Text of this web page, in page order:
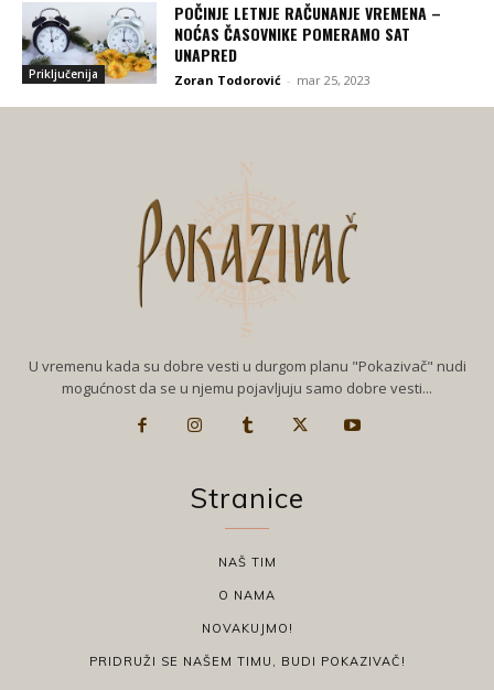
Priključenija
POČINJE LETNJE RAČUNANJE VREMENA –
NOĆAS ČASOVNIKE POMERAMO SAT
UNAPRED
Zoran Todorović - mar 25, 2023
U vremenu kada su dobre vesti u durgom planu "Pokazivač" nudi
mogućnost da se u njemu pojavljuju samo dobre vesti...
Stranice
NAŠ TIM
O NAMA
NOVAKUJMO!
PRIDRUŽI SE NAŠEM TIMU, BUDI POKAZIVAČ!